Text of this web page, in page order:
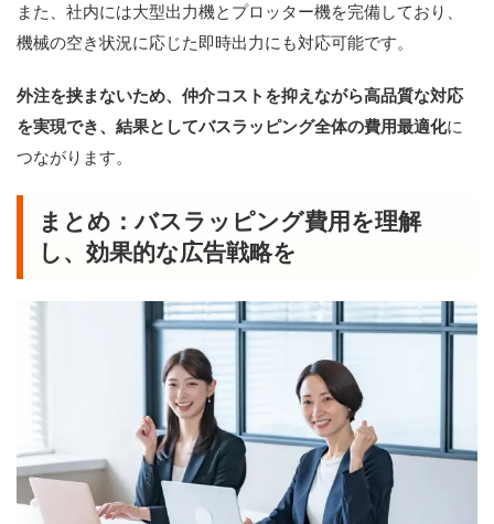
また、社内には大型出力機とプロッター機を完備しており、
機械の空き状況に応じた即時出力にも対応可能です。
外注を挟まないため、仲介コストを抑えながら高品質な対応
を実現でき、結果としてバスラッピング全体の費用最適化に
つながります。
まとめ：バスラッピング費用を理解
し、効果的な広告戦略を